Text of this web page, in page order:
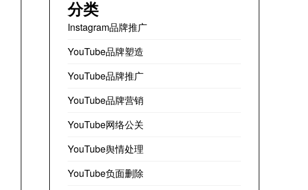
分类
Instagram品牌推广
YouTube品牌塑造
YouTube品牌推广
YouTube品牌营销
YouTube网络公关
YouTube舆情处理
YouTube负面删除